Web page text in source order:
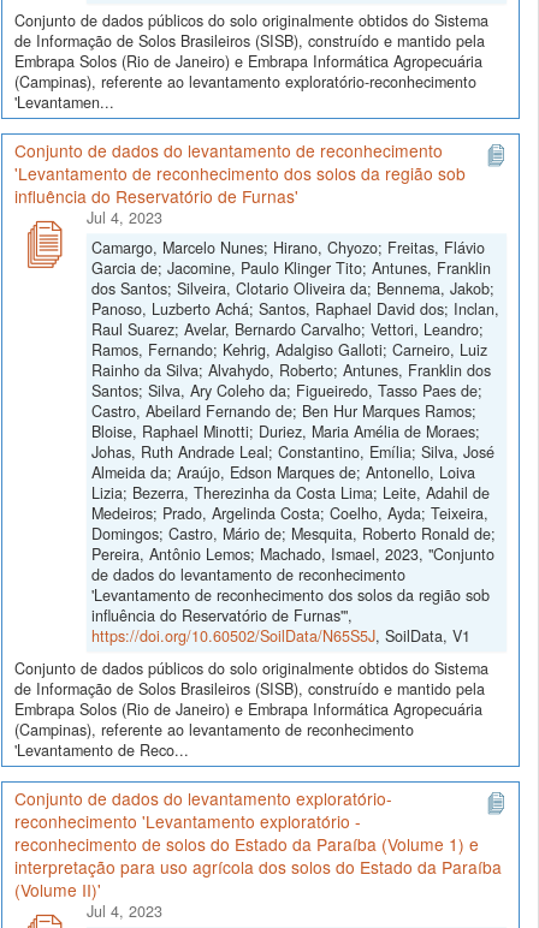
Conjunto de dados públicos do solo originalmente obtidos do Sistema
de Informação de Solos Brasileiros (SISB), construído e mantido pela
Embrapa Solos (Rio de Janeiro) e Embrapa Informática Agropecuária
(Campinas), referente ao levantamento exploratório-reconhecimento
'Levantamen...
Conjunto de dados do levantamento de reconhecimento
'Levantamento de reconhecimento dos solos da região sob
influência do Reservatório de Furnas'
Jul 4, 2023
Camargo, Marcelo Nunes; Hirano, Chyozo; Freitas, Flávio
Garcia de; Jacomine, Paulo Klinger Tito; Antunes, Franklin
dos Santos; Silveira, Clotario Oliveira da; Bennema, Jakob;
Panoso, Luzberto Achá; Santos, Raphael David dos; Inclan,
Raul Suarez; Avelar, Bernardo Carvalho; Vettori, Leandro;
Ramos, Fernando; Kehrig, Adalgiso Galloti; Carneiro, Luiz
Rainho da Silva; Alvahydo, Roberto; Antunes, Franklin dos
Santos; Silva, Ary Coleho da; Figueiredo, Tasso Paes de;
Castro, Abeilard Fernando de; Ben Hur Marques Ramos;
Bloise, Raphael Minotti; Duriez, Maria Amélia de Moraes;
Johas, Ruth Andrade Leal; Constantino, Emília; Silva, José
Almeida da; Araújo, Edson Marques de; Antonello, Loiva
Lizia; Bezerra, Therezinha da Costa Lima; Leite, Adahil de
Medeiros; Prado, Argelinda Costa; Coelho, Ayda; Teixeira,
Domingos; Castro, Mário de; Mesquita, Roberto Ronald de;
Pereira, Antônio Lemos; Machado, Ismael, 2023, "Conjunto
de dados do levantamento de reconhecimento
'Levantamento de reconhecimento dos solos da região sob
influência do Reservatório de Furnas'",
https://doi.org/10.60502/SoilData/N65S5J, SoilData, V1
Conjunto de dados públicos do solo originalmente obtidos do Sistema
de Informação de Solos Brasileiros (SISB), construído e mantido pela
Embrapa Solos (Rio de Janeiro) e Embrapa Informática Agropecuária
(Campinas), referente ao levantamento de reconhecimento
'Levantamento de Reco...
Conjunto de dados do levantamento exploratório-
reconhecimento 'Levantamento exploratório -
reconhecimento de solos do Estado da Paraíba (Volume 1) e
interpretação para uso agrícola dos solos do Estado da Paraíba
(Volume II)'
Jul 4, 2023